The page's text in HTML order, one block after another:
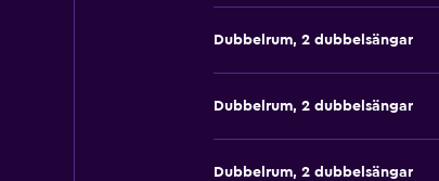
Dubbelrum, 2 dubbelsängar
Dubbelrum, 2 dubbelsängar
Dubbelrum, 2 dubbelsängar